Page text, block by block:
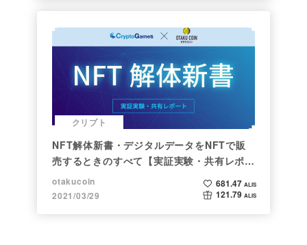
クリプト
NFT解体新書・デジタルデータをNFTで販
売するときのすべて【実証実験・共有レポー
ト】
otakucoin
2021/03/29
681.47 ALIS
121.79 ALIS